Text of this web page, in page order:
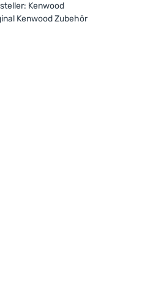
Kenwood
Kenwood Zubehör